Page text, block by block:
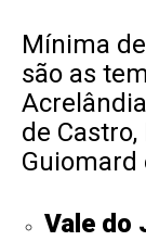
Mínima
são as
de
Guiomard
Vale do